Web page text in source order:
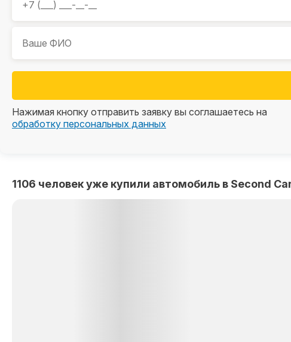
Нажимая кнопку отправить заявку вы соглашаетесь на
обработку персональных данных
1106 человек уже купили автомобиль в Second